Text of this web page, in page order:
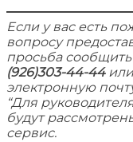
Если у вас есть
вопросу
просьба
(926)303-44-44
электронную
“Для
будут
сервис.